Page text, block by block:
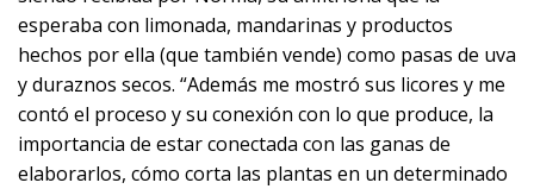
esperaba con limonada, mandarinas y productos
hechos por ella (que también vende) como pasas de uva
y duraznos secos. “Además me mostró sus licores y me
contó el proceso y su conexión con lo que produce, la
importancia de estar conectada con las ganas de
elaborarlos, cómo corta las plantas en un determinado